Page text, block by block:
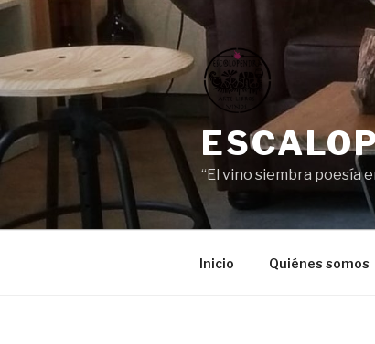
Saltar
contenido
“El vino siembra poesía
Inicio Quiénes somos